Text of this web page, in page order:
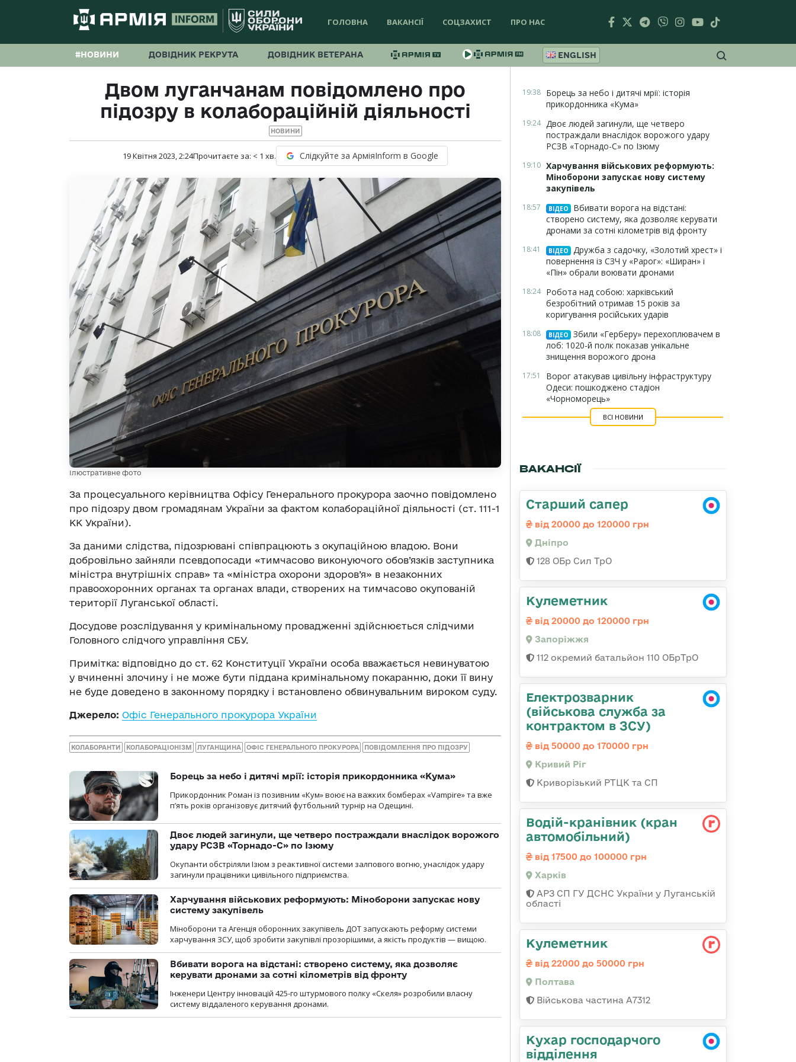
ГОЛОВНА ВАКАНСІЇ СОЦЗАХИСТ ПРО НАС
#НОВИНИ ДОВІДНИК РЕКРУТА ДОВІДНИК ВЕТЕРАНА ENGLISH
Двом луганчанам повідомлено про
підозру в колабораційній діяльності
НОВИНИ
19 Квітня 2023, 2:24Прочитаєте за: < 1 хв. Слідкуйте за АрміяInform в Google
Ілюстративне фото
За процесуального керівництва Офісу Генерального прокурора заочно повідомлено
про підозру двом громадянам України за фактом колабораційної діяльності (ст. 111-1
КК України).
За даними слідства, підозрювані співпрацюють з окупаційною владою. Вони
добровільно зайняли псевдопосади «тимчасово виконуючого обов’язків заступника
міністра внутрішніх справ» та «міністра охорони здоров’я» в незаконних
правоохоронних органах та органах влади, створених на тимчасово окупованій
території Луганської області.
Досудове розслідування у кримінальному провадженні здійснюється слідчими
Головного слідчого управління СБУ.
Примітка: відповідно до ст. 62 Конституції України особа вважається невинуватою
у вчиненні злочину і не може бути піддана кримінальному покаранню, доки її вину
не буде доведено в законному порядку і встановлено обвинувальним вироком суду.
Джерело: Офіс Генерального прокурора України
КОЛАБОРАНТИ КОЛАБОРАЦІОНІЗМ ЛУГАНЩИНА ОФІС ГЕНЕРАЛЬНОГО ПРОКУРОРА ПОВІДОМЛЕННЯ ПРО ПІДОЗРУ
Борець за небо і дитячі мрії: історія прикордонника «Кума»
Прикордонник Роман із позивним «Кум» воює на важких бомберах «Vampire» та вже
п’ять років організовує дитячий футбольний турнір на Одещині.
Двоє людей загинули, ще четверо постраждали внаслідок ворожого
удару РСЗВ «Торнадо-С» по Ізюму
Окупанти обстріляли Ізюм з реактивної системи залпового вогню, унаслідок удару
загинули працівники цивільного підприємства.
Харчування військових реформують: Міноборони запускає нову
систему закупівель
Міноборони та Агенція оборонних закупівель ДОТ запускають реформу системи
харчування ЗСУ, щоб зробити закупівлі прозорішими, а якість продуктів — вищою.
Вбивати ворога на відстані: створено систему, яка дозволяє
керувати дронами за сотні кілометрів від фронту
Інженери Центру інновацій 425-го штурмового полку «Скеля» розробили власну
систему віддаленого керування дронами.
19:38 Борець за небо і дитячі мрії: історія
прикордонника «Кума»
19:24 Двоє людей загинули, ще четверо
постраждали внаслідок ворожого удару
РСЗВ «Торнадо-С» по Ізюму
19:10 Харчування військових реформують:
Міноборони запускає нову систему
закупівель
18:57 ВІДЕО
Вбивати ворога на відстані:
створено систему, яка дозволяє керувати
дронами за сотні кілометрів від фронту
18:41 ВІДЕО
Дружба з садочку, «Золотий хрест» і
повернення із СЗЧ у «Рарог»: «Ширан» і
«Пін» обрали воювати дронами
18:24 Робота над собою: харківський
безробітний отримав 15 років за
коригування російських ударів
18:08 ВІДЕО
Збили «Герберу» перехоплювачем в
лоб: 1020-й полк показав унікальне
знищення ворожого дрона
17:51
Ворог атакував цивільну інфраструктуру
Одеси: пошкоджено стадіон
«Чорноморець»
ВСІ НОВИНИ
ВАКАНСІЇ
Старший сапер
від 20000 до 120000 грн
Дніпро
128 ОБр Сил ТрО
Кулеметник
від 20000 до 120000 грн
Запоріжжя
112 окремий батальйон 110 ОБрТрО
Електрозварник
(військова служба за
контрактом в ЗСУ)
від 50000 до 170000 грн
Кривий Ріг
Криворізький РТЦК та СП
Водій-кранівник (кран
автомобільний)
від 17500 до 100000 грн
Харків
АРЗ СП ГУ ДСНС України у Луганській
області
Кулеметник
від 22000 до 50000 грн
Полтава
Військова частина А7312
Кухар господарчого
відділення